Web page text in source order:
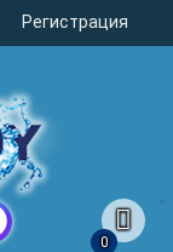
Регистрация
0